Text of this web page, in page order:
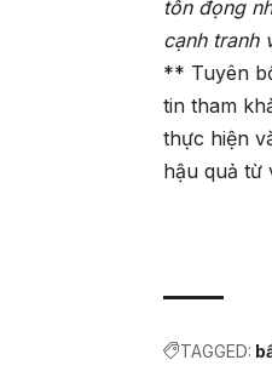
tồn đọng
cạnh tranh
** Tuyên
tin tham
thực hiện
hậu quả từ
TAGGED: